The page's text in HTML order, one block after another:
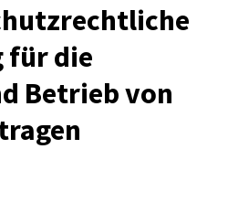
für die
Betrieb von